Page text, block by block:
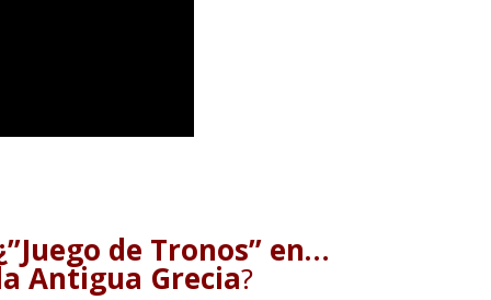
de Tronos” en…
Antigua Grecia?